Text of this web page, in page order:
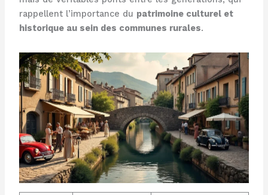
rappellent l’importance du patrimoine culturel et
historique au sein des communes rurales.